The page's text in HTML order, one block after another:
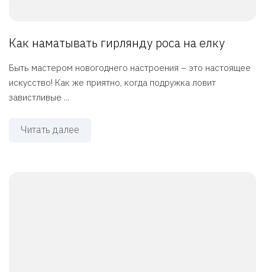
Как наматывать гирлянду роса на елку
Быть мастером новогоднего настроения – это настоящее
искусство! Как же приятно, когда подружка ловит
завистливые ...
Читать далее